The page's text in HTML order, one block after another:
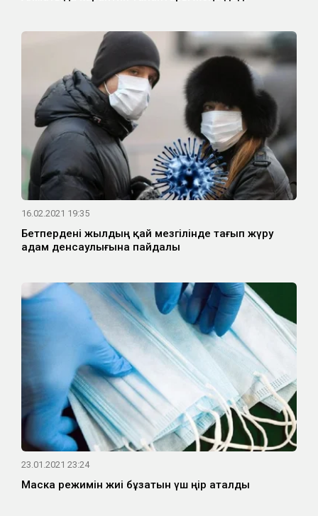
16.02.2021 19:35
Бетпердені жылдың қай мезгілінде тағып жүру
адам денсаулығына пайдалы
23.01.2021 23:24
Маска режимін жиі бұзатын үш өңір аталды